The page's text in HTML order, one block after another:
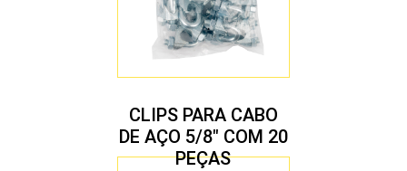
CLIPS PARA CABO
DE AÇO 5/8″ COM 20
PEÇAS